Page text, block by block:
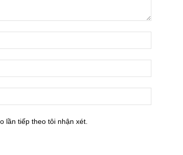
lần tiếp theo tôi nhận xét.